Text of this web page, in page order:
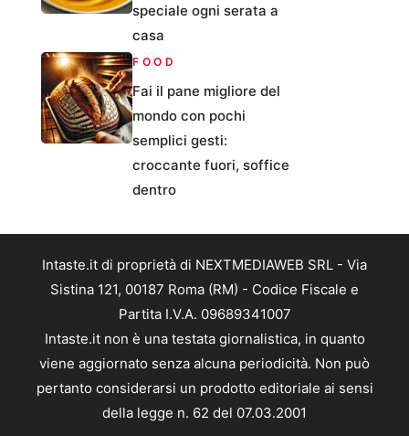
speciale ogni serata a
casa
FOOD
Fai il pane migliore del
mondo con pochi
semplici gesti:
croccante fuori, soffice
dentro
Intaste.it di proprietà di NEXTMEDIAWEB SRL - Via
Sistina 121, 00187 Roma (RM) - Codice Fiscale e
Partita I.V.A. 09689341007
Intaste.it non è una testata giornalistica, in quanto
viene aggiornato senza alcuna periodicità. Non può
pertanto considerarsi un prodotto editoriale ai sensi
della legge n. 62 del 07.03.2001